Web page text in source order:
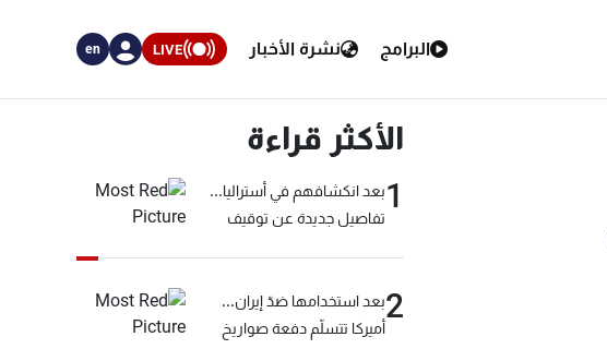
البرامج نشرة الأخبار LIVE
en
الأكثر قراءة
1بعد انكشافهم في أستراليا...
تفاصيل جديدة عن توقيف
2بعد استخدامها ضدّ إيران...
أميركا تتسلّم دفعة صواريخ